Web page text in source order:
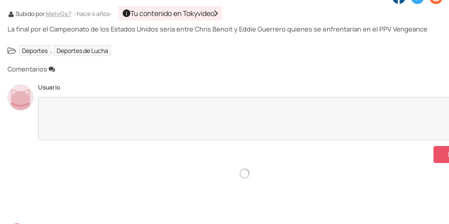
Subido porMatyGs7 · hace 4 años · Tu contenido en Tokyvideo
La final por el Campeonato de los Estados Unidos sería entre Chris Benoit y Eddie Guerrero quienes se enfrentarían en el PPV Vengeance
Deportes , Deportes de Lucha
Comentarios
Usuario